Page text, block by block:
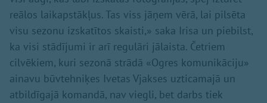
reālos laikapstākļus. Tas viss jāņem vērā, lai pilsēta
visu sezonu izskatītos skaisti,» saka Irisa un piebilst,
ka visi stādījumi ir arī regulāri jālaista. Četriem
cilvēkiem, kuri sezonā strādā «Ogres komunikāciju»
ainavu būvtehniķes Ivetas Vjakses uzticamajā un
atbildīgajā komandā, nav viegli, bet darbs tiek